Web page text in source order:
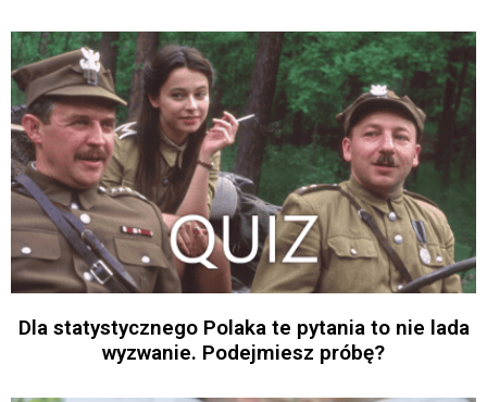
Dla statystycznego Polaka te pytania to nie lada
wyzwanie. Podejmiesz próbę?